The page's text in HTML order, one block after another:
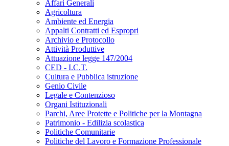
Affari Generali
Agricoltura
Ambiente ed Energia
Appalti Contratti ed Espropri
Archivio e Protocollo
Attività Produttive
Attuazione legge 147/2004
CED - I.C.T.
Cultura e Pubblica istruzione
Genio Civile
Legale e Contenzioso
Organi Istituzionali
Parchi, Aree Protette e Politiche per la Montagna
Patrimonio - Edilizia scolastica
Politiche Comunitarie
Politiche del Lavoro e Formazione Professionale